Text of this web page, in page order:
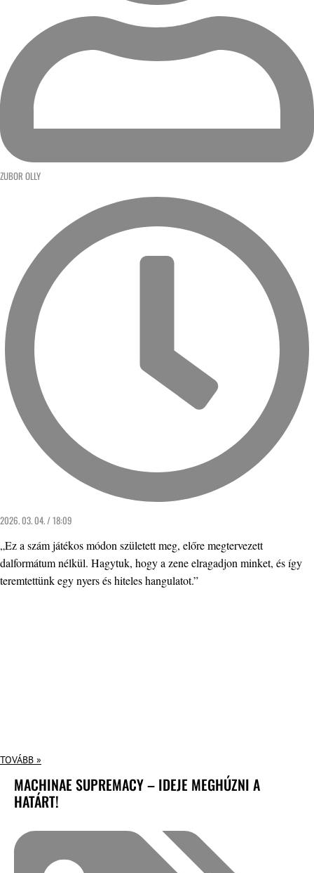
ZUBOR OLLY
2026. 03. 04. / 18:09
„Ez a szám játékos módon született meg, előre megtervezett
dalformátum nélkül. Hagytuk, hogy a zene elragadjon minket, és így
teremtettünk egy nyers és hiteles hangulatot.”
TOVÁBB »
MACHINAE SUPREMACY – IDEJE MEGHÚZNI A
HATÁRT!